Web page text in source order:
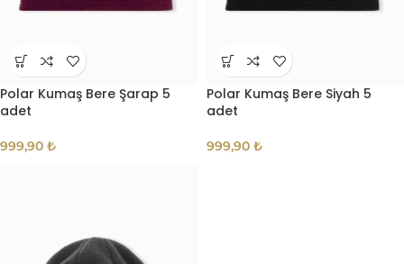
Polar Kumaş Bere Şarap 5
adet
999,90 ₺
Polar Kumaş Bere Siyah 5
adet
999,90 ₺